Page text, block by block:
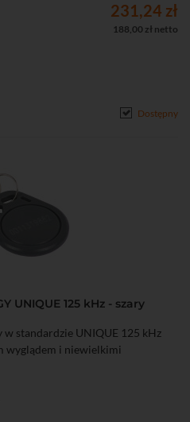
231,24 zł
188,00 zł netto
Dostępny
UNIQUE 125 kHz - szary
standardzie UNIQUE 125 kHz
wyglądem i niewielkimi